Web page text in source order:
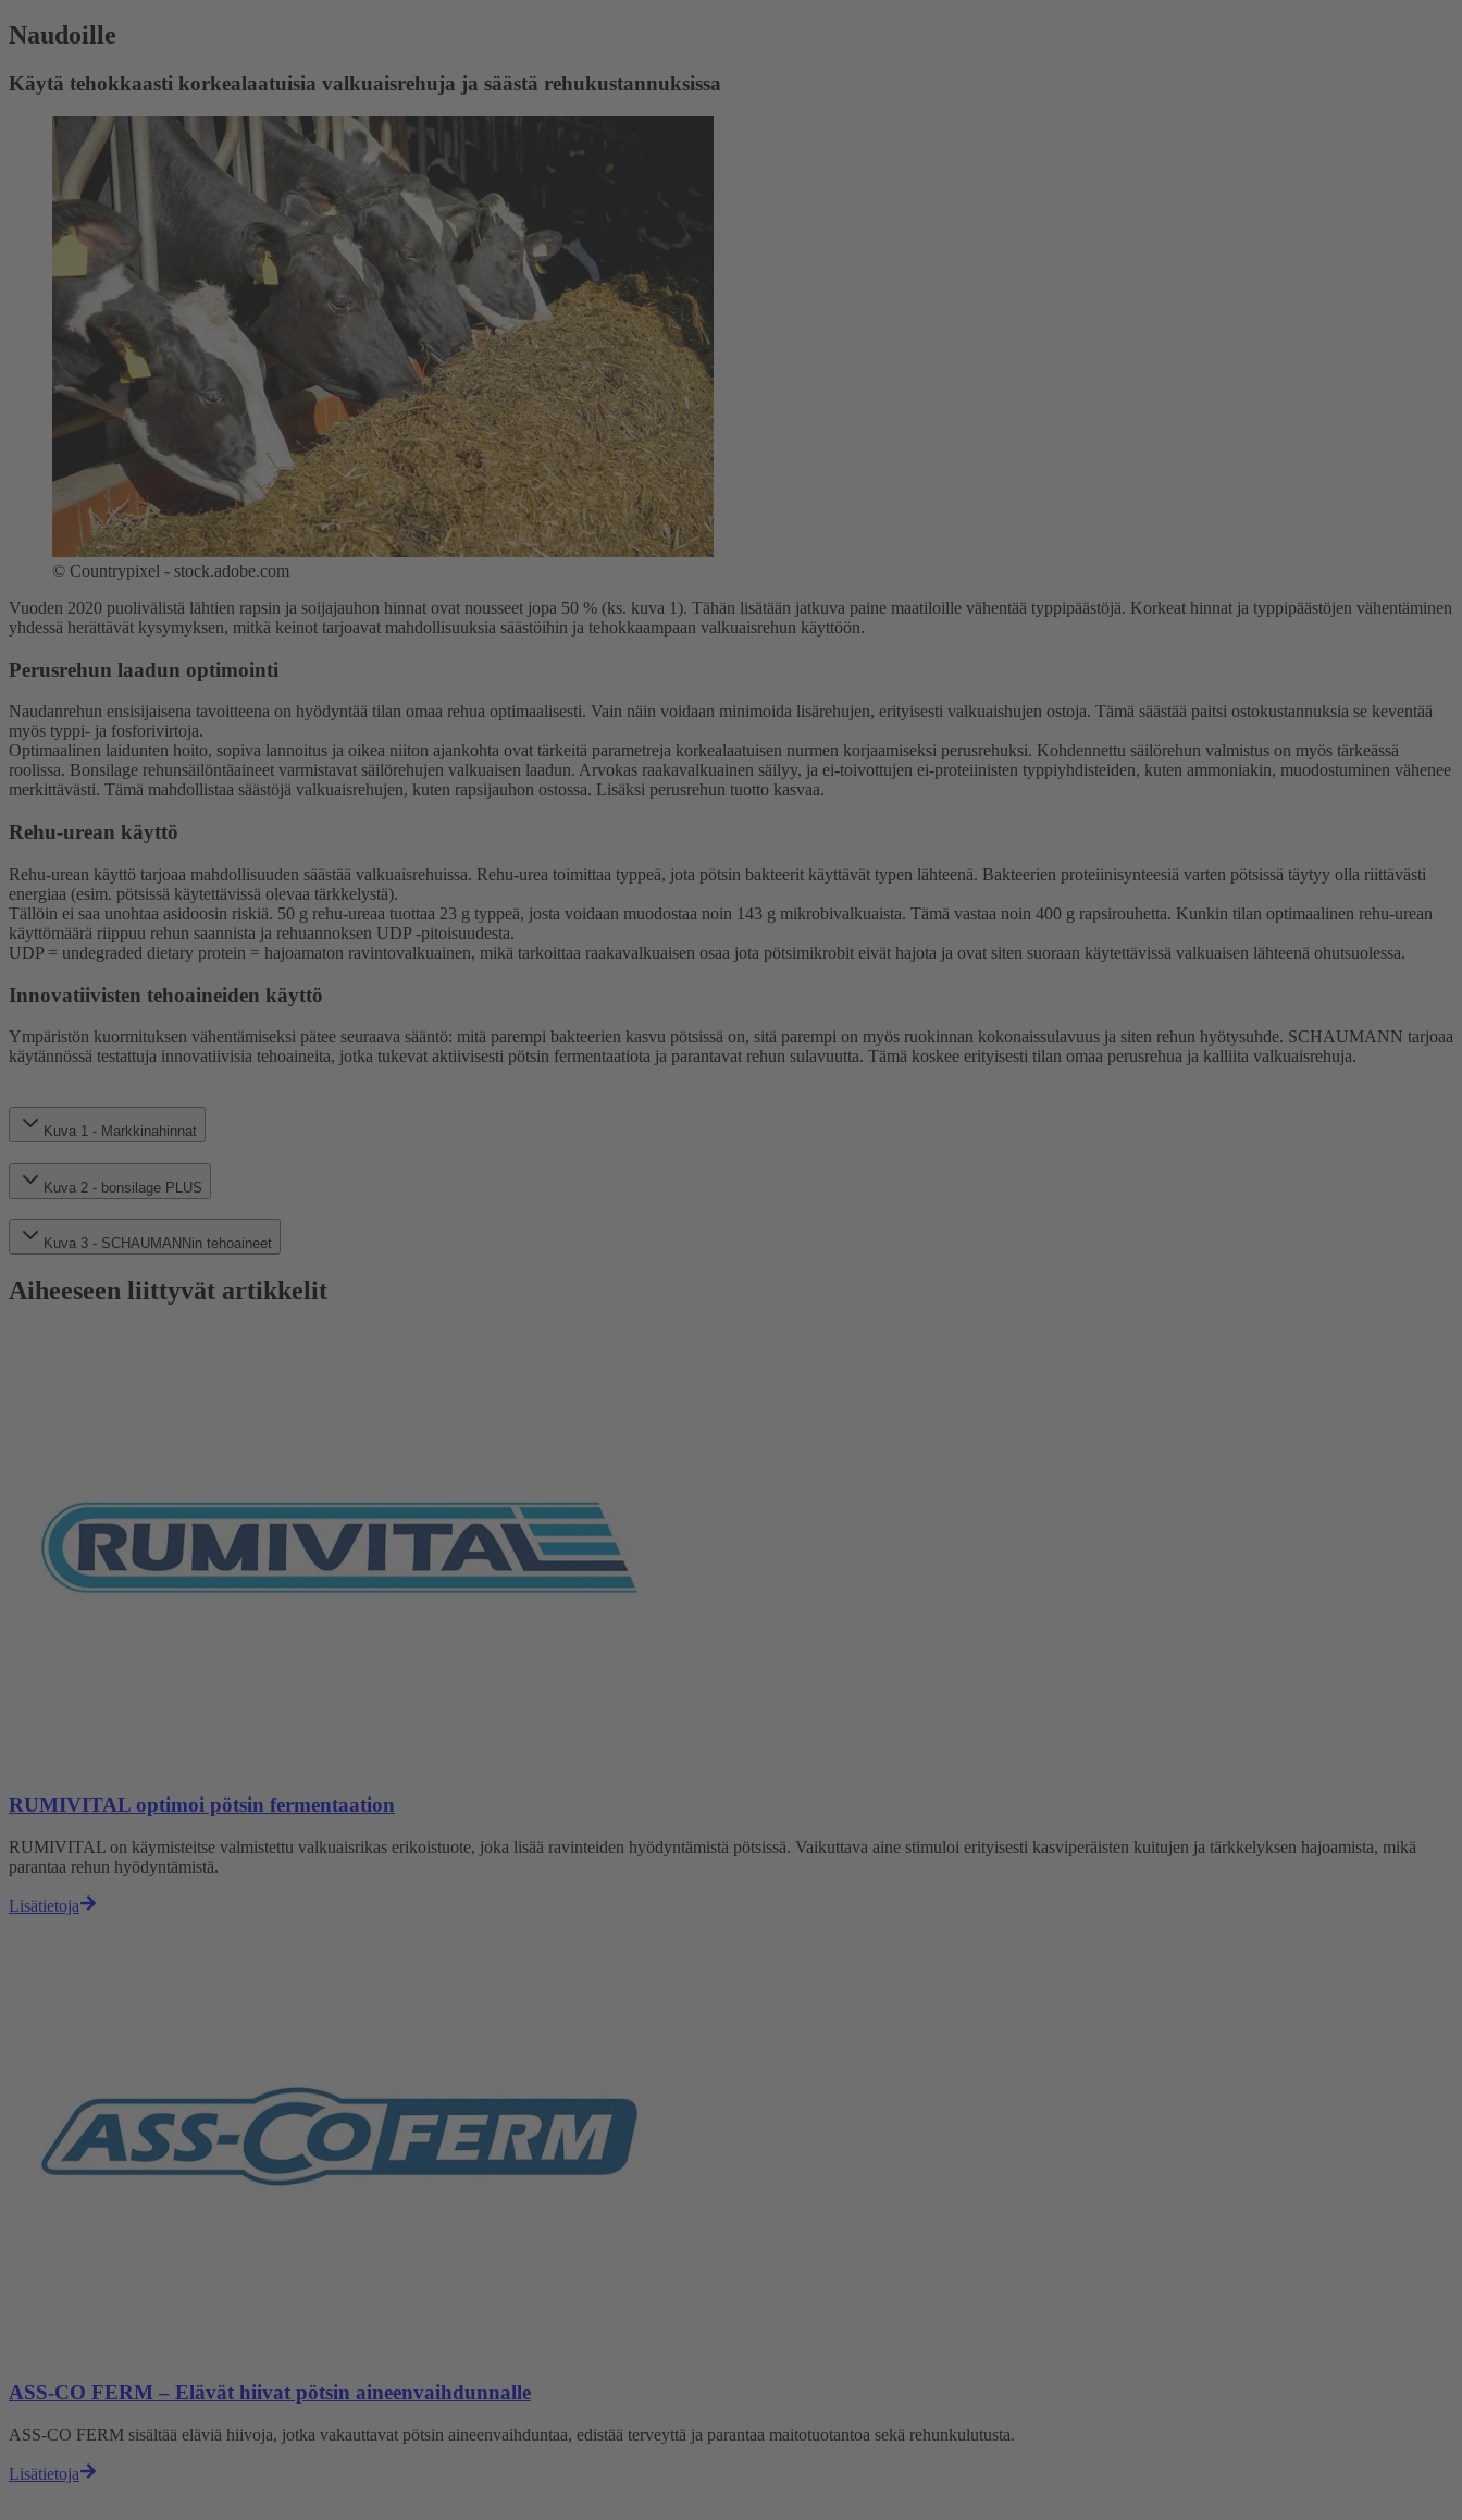
Naudoille
Käytä tehokkaasti korkealaatuisia valkuaisrehuja ja säästä rehukustannuksissa
© Countrypixel - stock.adobe.com
Vuoden 2020 puolivälistä lähtien rapsin ja soijajauhon hinnat ovat nousseet jopa 50 % (ks. kuva 1). Tähän lisätään jatkuva paine maatiloille vähentää typpipäästöjä. Korkeat hinnat ja typpipäästöjen vähentäminen
yhdessä herättävät kysymyksen, mitkä keinot tarjoavat mahdollisuuksia säästöihin ja tehokkaampaan valkuaisrehun käyttöön.
Perusrehun laadun optimointi
Naudanrehun ensisijaisena tavoitteena on hyödyntää tilan omaa rehua optimaalisesti. Vain näin voidaan minimoida lisärehujen, erityisesti valkuaishujen ostoja. Tämä säästää paitsi ostokustannuksia se keventää
myös typpi- ja fosforivirtoja.
Optimaalinen laidunten hoito, sopiva lannoitus ja oikea niiton ajankohta ovat tärkeitä parametreja korkealaatuisen nurmen korjaamiseksi perusrehuksi. Kohdennettu säilörehun valmistus on myös tärkeässä
roolissa. Bonsilage rehunsäilöntäaineet varmistavat säilörehujen valkuaisen laadun. Arvokas raakavalkuainen säilyy, ja ei-toivottujen ei-proteiinisten typpiyhdisteiden, kuten ammoniakin, muodostuminen vähenee
merkittävästi. Tämä mahdollistaa säästöjä valkuaisrehujen, kuten rapsijauhon ostossa. Lisäksi perusrehun tuotto kasvaa.
Rehu-urean käyttö
Rehu-urean käyttö tarjoaa mahdollisuuden säästää valkuaisrehuissa. Rehu-urea toimittaa typpeä, jota pötsin bakteerit käyttävät typen lähteenä. Bakteerien proteiinisynteesiä varten pötsissä täytyy olla riittävästi
energiaa (esim. pötsissä käytettävissä olevaa tärkkelystä).
Tällöin ei saa unohtaa asidoosin riskiä. 50 g rehu-ureaa tuottaa 23 g typpeä, josta voidaan muodostaa noin 143 g mikrobivalkuaista. Tämä vastaa noin 400 g rapsirouhetta. Kunkin tilan optimaalinen rehu-urean
käyttömäärä riippuu rehun saannista ja rehuannoksen UDP -pitoisuudesta.
UDP = undegraded dietary protein = hajoamaton ravintovalkuainen, mikä tarkoittaa raakavalkuaisen osaa jota pötsimikrobit eivät hajota ja ovat siten suoraan käytettävissä valkuaisen lähteenä ohutsuolessa.
Innovatiivisten tehoaineiden käyttö
Ympäristön kuormituksen vähentämiseksi pätee seuraava sääntö: mitä parempi bakteerien kasvu pötsissä on, sitä parempi on myös ruokinnan kokonaissulavuus ja siten rehun hyötysuhde. SCHAUMANN tarjoaa
käytännössä testattuja innovatiivisia tehoaineita, jotka tukevat aktiivisesti pötsin fermentaatiota ja parantavat rehun sulavuutta. Tämä koskee erityisesti tilan omaa perusrehua ja kalliita valkuaisrehuja.
Kuva 1 - Markkinahinnat
Kuva 2 - bonsilage PLUS
Kuva 3 - SCHAUMANNin tehoaineet
Aiheeseen liittyvät artikkelit
RUMIVITAL optimoi pötsin fermentaation
RUMIVITAL on käymisteitse valmistettu valkuaisrikas erikoistuote, joka lisää ravinteiden hyödyntämistä pötsissä. Vaikuttava aine stimuloi erityisesti kasviperäisten kuitujen ja tärkkelyksen hajoamista, mikä
parantaa rehun hyödyntämistä.
Lisätietoja
ASS-CO FERM – Elävät hiivat pötsin aineenvaihdunnalle
ASS-CO FERM sisältää eläviä hiivoja, jotka vakauttavat pötsin aineenvaihduntaa, edistää terveyttä ja parantaa maitotuotantoa sekä rehunkulutusta.
Lisätietoja